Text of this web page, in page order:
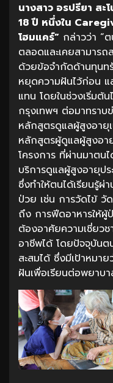
นางสาว อรปรียา สะ
18 ปี หนึ่งใน
โฮมแคร์” กล่าวว่า “
ตลอดและเคยสามาร
ด้วยข้อจำกัดด้านทุนท
หยุดความฝันไว้ก่อน แ
แทน โดยในช่วงเริ่มต้
กรุงเทพฯ ต่อมาทราบ
หลักสูตรดูแลผู้สูงอายุ
หลักสูตรผู้ดูแลผู้สูงอา
โครงการ ที่ผ่านมาตน
บริการดูแลผู้สูงอายุปร
ซึ่งทำให้ตนได้เรียนรู้ผ่
ป่วย เช่น การวัดไข้ วั
ถึง การฟีดอาหารให้
ต้องอาศัยความเชี่ยว
อาชีพได้ โดยปัจจุบันต
สะสมได้ ซึ่งมีเป้าหมาย
ฝันเพื่อเรียนต่อพยาบา